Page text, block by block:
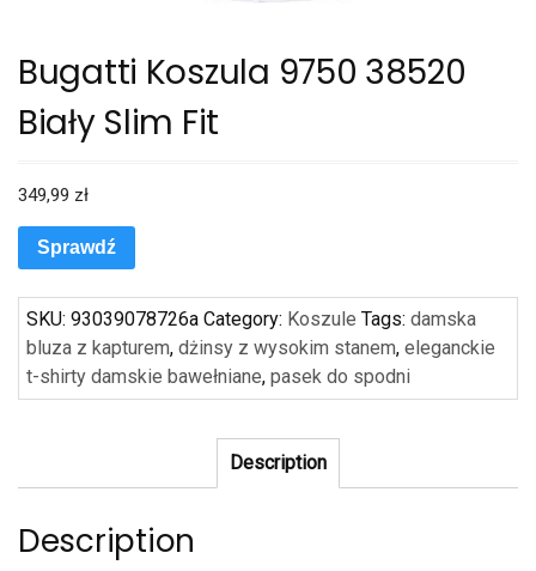
Bugatti Koszula 9750 38520
Biały Slim Fit
349,99 zł
Sprawdź
SKU: 93039078726a Category: Koszule Tags: damska
bluza z kapturem, dżinsy z wysokim stanem, eleganckie
t-shirty damskie bawełniane, pasek do spodni
Description
Description